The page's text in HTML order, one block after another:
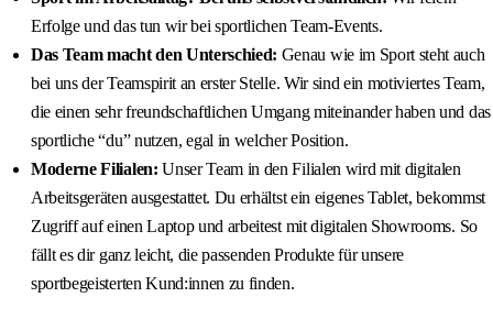
Erfolge und das tun wir bei sportlichen Team-Events.
Das Team macht den Unterschied: Genau wie im Sport steht auch
bei uns der Teamspirit an erster Stelle. Wir sind ein motiviertes Team,
die einen sehr freundschaftlichen Umgang miteinander haben und das
sportliche “du” nutzen, egal in welcher Position.
Moderne Filialen:Unser Team in den Filialen wird mit digitalen
Arbeitsgeräten ausgestattet. Du erhältst ein eigenes Tablet, bekommst
Zugriff auf einen Laptop und arbeitest mit digitalen Showrooms. So
fällt es dir ganz leicht, die passenden Produkte für unsere
sportbegeisterten Kund:innen zu finden.